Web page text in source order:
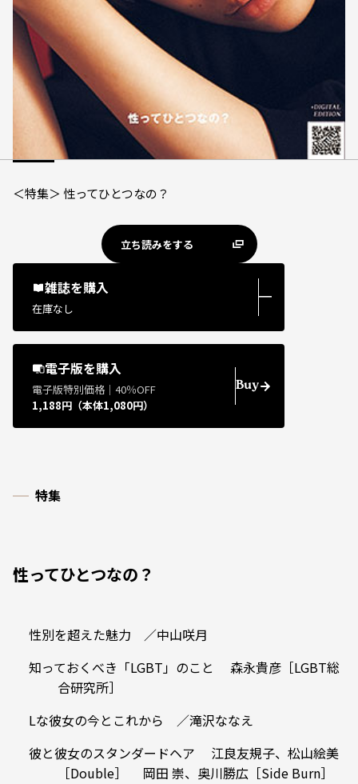
＜特集＞ 性ってひとつなの？
立ち読みをする
雑誌を購入
在庫なし
―
電子版を購入
電子版特別価格｜40％OFF
1,188円（本体1,080円）
Buy
特集
性ってひとつなの？
性別を超えた魅力 ／中山咲月
知っておくべき「LGBT」のこと 森永貴彦［LGBT総
合研究所］
Lな彼女の今とこれから ／滝沢ななえ
彼と彼女のスタンダードヘア 江良友規子、松山絵美
［Double］ 岡田 崇、奥川勝広［Side Burn］